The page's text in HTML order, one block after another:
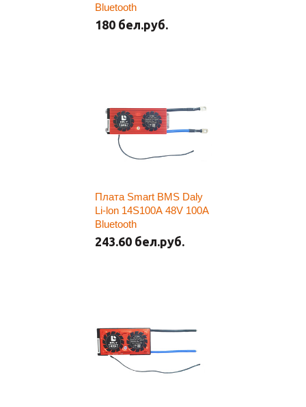
Bluetooth
180 бел.руб.
Плата Smart BMS Daly
Li-lon 14S100A 48V 100A
Bluetooth
243.60 бел.руб.